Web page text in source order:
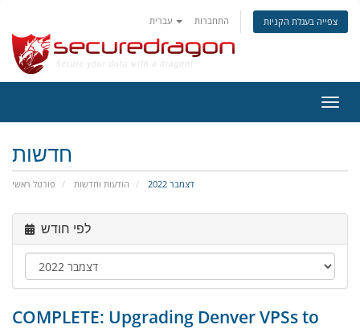
התחברות צפייה בעגלת הקניות
ניווט
חדשות
פורטל ראשי הודעות וחדשות דצמבר 2022
לפי חודש
COMPLETE: Upgrading Denver VPSs to